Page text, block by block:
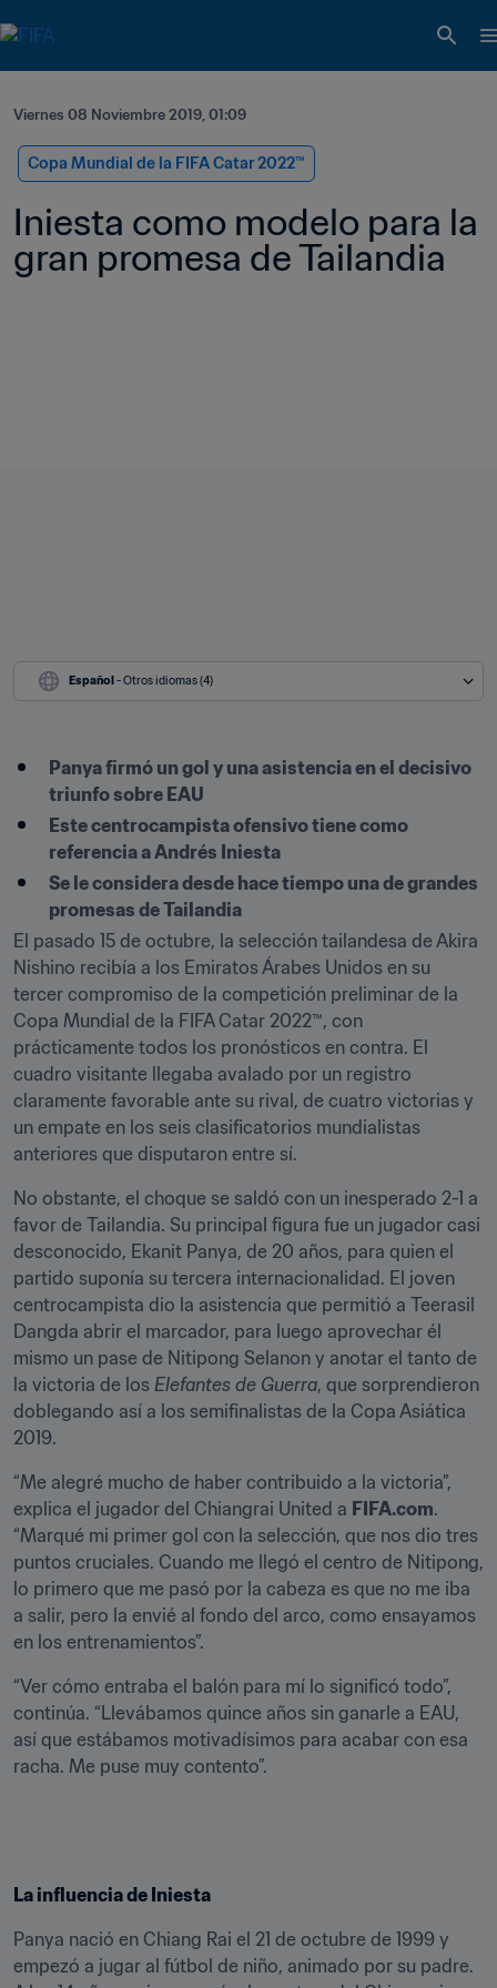
Viernes 08 Noviembre 2019, 01:09
Copa Mundial de la FIFA Catar 2022™
Iniesta como modelo para la
gran promesa de Tailandia
Español - Otros idiomas (4)
Panya firmó un gol y una asistencia en el decisivo
triunfo sobre EAU
Este centrocampista ofensivo tiene como
referencia a Andrés Iniesta
Se le considera desde hace tiempo una de grandes
promesas de Tailandia
El pasado 15 de octubre, la selección tailandesa de Akira
Nishino recibía a los Emiratos Árabes Unidos en su
tercer compromiso de la competición preliminar de la
Copa Mundial de la FIFA Catar 2022™, con
prácticamente todos los pronósticos en contra. El
cuadro visitante llegaba avalado por un registro
claramente favorable ante su rival, de cuatro victorias y
un empate en los seis clasificatorios mundialistas
anteriores que disputaron entre sí.
No obstante, el choque se saldó con un inesperado 2-1 a
favor de Tailandia. Su principal figura fue un jugador casi
desconocido, Ekanit Panya, de 20 años, para quien el
partido suponía su tercera internacionalidad. El joven
centrocampista dio la asistencia que permitió a Teerasil
Dangda abrir el marcador, para luego aprovechar él
mismo un pase de Nitipong Selanon y anotar el tanto de
la victoria de los Elefantes de Guerra, que sorprendieron
doblegando así a los semifinalistas de la Copa Asiática
2019.
“Me alegré mucho de haber contribuido a la victoria”,
explica el jugador del Chiangrai United a FIFA.com.
“Marqué mi primer gol con la selección, que nos dio tres
puntos cruciales. Cuando me llegó el centro de Nitipong,
lo primero que me pasó por la cabeza es que no me iba
a salir, pero la envié al fondo del arco, como ensayamos
en los entrenamientos”.
“Ver cómo entraba el balón para mí lo significó todo”,
continúa. “Llevábamos quince años sin ganarle a EAU,
así que estábamos motivadísimos para acabar con esa
racha. Me puse muy contento”.
La influencia de Iniesta
Panya nació en Chiang Rai el 21 de octubre de 1999 y
empezó a jugar al fútbol de niño, animado por su padre.